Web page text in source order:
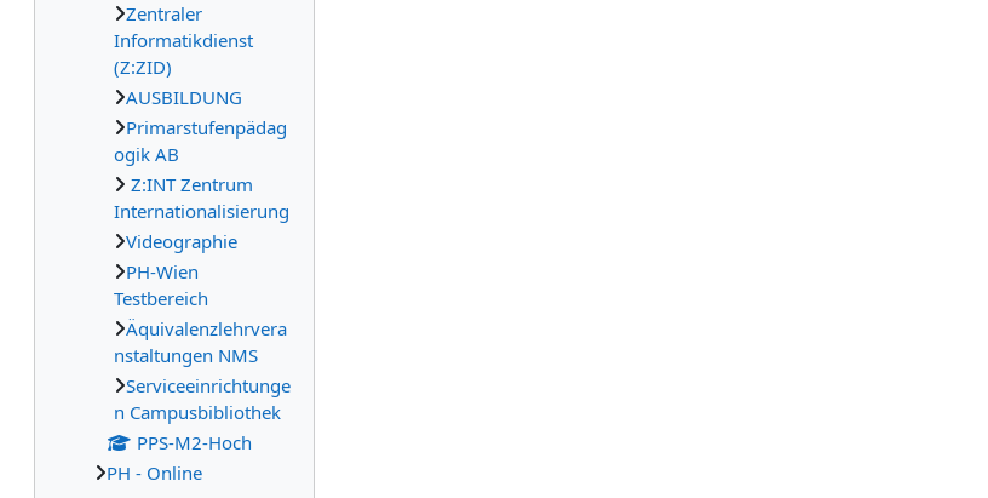
Zentraler
Informatikdienst
(Z:ZID)
AUSBILDUNG
Primarstufenpädag
ogik AB
Z:INT Zentrum
Internationalisierung
Videographie
PH-Wien
Testbereich
Äquivalenzlehrvera
nstaltungen NMS
Serviceeinrichtunge
n Campusbibliothek
PPS-M2-Hoch
PH - Online